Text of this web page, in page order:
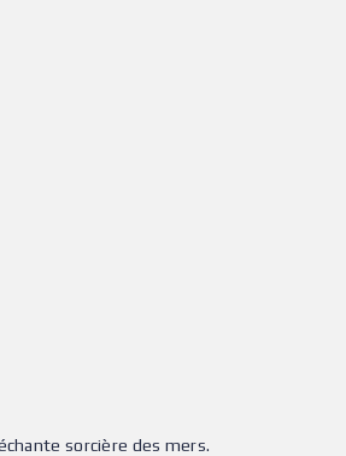
sorcière des mers.